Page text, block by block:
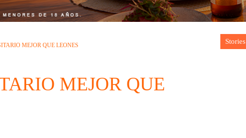
MEJOR QUE LEONES
MEJOR QUE
Stories